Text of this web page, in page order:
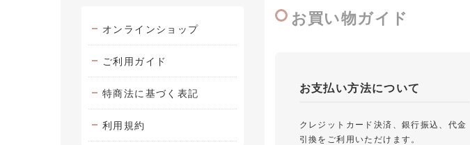
オンラインショップ
ご利用ガイド
特商法に基づく表記
利用規約
お買い物ガイド
お支払い方法について
クレジットカード決済、銀行振込、代金
引換をご利用いただけます。